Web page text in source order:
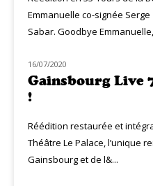
Emmanuelle co-signée
Sabar. Goodbye
NOUVEAUTÉS
16/07/2020
Gainsbourg Live
!
Réédition restaurée et
Théâtre Le Palace, l’unique
Gainsbourg et de l&...